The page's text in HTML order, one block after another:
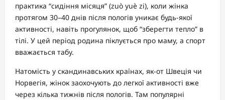
практика “сидіння місяця” (zuò yuè zi), коли жінка
протягом 30–40 днів після пологів уникає будь-якої
активності, навіть прогулянок, щоб “зберегти тепло” в
тілі. У цей період родина піклується про маму, а спорт
вважається табу.
Натомість у скандинавських країнах, як-от Швеція чи
Норвегія, жінок заохочують до легкої активності вже
через кілька тижнів після пологів. Там популярні